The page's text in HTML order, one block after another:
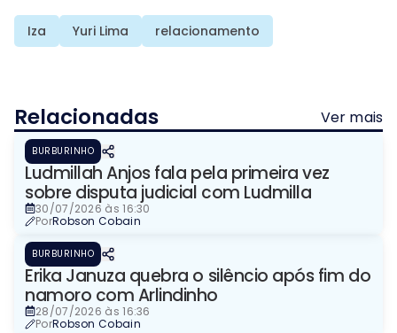
Iza Yuri Lima relacionamento
Relacionadas Ver mais
BURBURINHO
Ludmillah Anjos fala pela primeira vez
sobre disputa judicial com Ludmilla
30/07/2026 às 16:30
PorRobson Cobain
BURBURINHO
Erika Januza quebra o silêncio após fim do
namoro com Arlindinho
28/07/2026 às 16:36
PorRobson Cobain